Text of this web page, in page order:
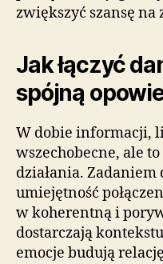
zwiększyć szansę
Jak łączyć
spójną
W dobie informacji,
wszechobecne, ale
działania.
umiejętność
w koherentną i
dostarczają
emocje budują